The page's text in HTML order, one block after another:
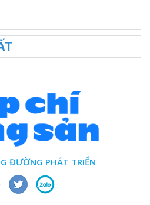
ĐƯỜNG PHÁT TRIỂN